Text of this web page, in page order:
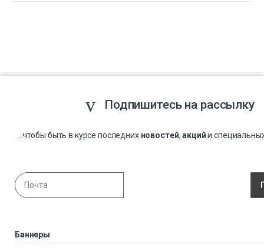
Подпишитесь на рассылку
...чтобы быть в курсе последних новостей,акцийи
Баннеры